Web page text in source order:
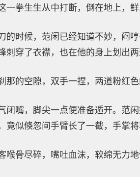
一拳生生从中打断，倒在地上，鲜
的时候，范闲已经知道不妙，闷
刺穿了衣襟，也在他的身上划出两
那的空隙，双手一捏，两道粉红
闭嘴，脚尖一点便准备遁开。范
竟似倏忽间手臂长了一截，手掌
喉骨尽碎，嘴吐血沫，软绵无力地